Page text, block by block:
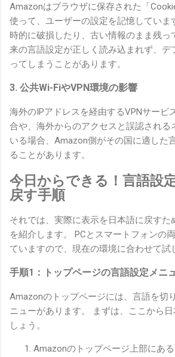
Amazonはブラウザに保存された「
使って、ユーザーの設定を記憶していま
時的に破損したり、古い情報のまま残っ
来の言語設定が正しく読み込まれず、デ
ってしまうことがあります。
3. 公共Wi-FiやVPN環境の影響
海外のIPアドレスを経由するVPNサービ
合や、海外からのアクセスと誤認される
いる場合、Amazon側がその国に適した
ることがあります。
今日からできる！言語設
戻す手順
それでは、実際に表示を日本語に戻すた
を紹介します。 PCとスマートフォンの
ていますので、現在の環境に合わせて試
手順1：トップページの言語設定メニ
Amazonのトップページには、言語を切
ニューがあります。 まずは、ここから
しょう。
Amazonのトップページ上部にあ